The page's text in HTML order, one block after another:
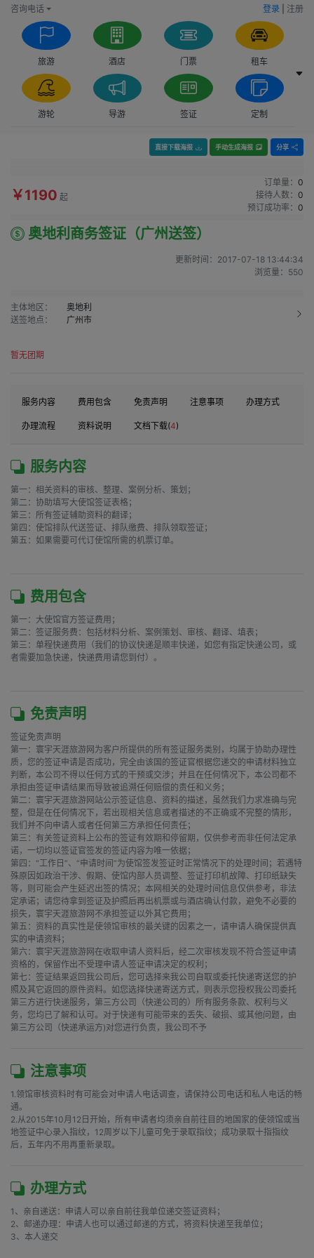
咨询电话 登录 注册
旅游 酒店 门票 租车
游轮 导游 签证 定制
直接下载海报 手动生成海报 分享
￥1190 起
订单量： 0
接待人数： 0
预订成功率： 0
奥地利商务签证（广州送签）
更新时间： 2017-07-18 13:44:34
浏览量： 550
主体地区：
奥地利
送签地点：
广州市
暂无团期
服务内容 费用包含 免责声明 注意事项 办理方式
办理流程 资料说明 文档下载(4)
服务内容
第一：相关资料的审核、整理、案例分析、策划；
第二：协助填写大使馆签证表格；
第三：所有签证辅助资料的翻译；
第四：使馆排队代送签证、排队缴费、排队领取签证；
第五：如果需要可代订使馆所需的机票订单。
费用包含
第一：大使馆官方签证费用；
第二：签证服务费：包括材料分析、案例策划、审核、翻译、填表；
第三：单程快递费用（我们的协议快递是顺丰快递，如您有指定快递公司，或
者需要加急快递，快递费用请您到付）。
免责声明
签证免责声明
第一：寰宇天涯旅游网为客户所提供的所有签证服务类别，均属于协助办理性
质，您的签证申请是否成功，完全由该国的签证官根据您递交的申请材料独立
判断，本公司不得以任何方式的干预或交涉；并且在任何情况下，本公司都不
承担由签证申请结果而导致被追溯任何赔偿的责任和义务；
第二：寰宇天涯旅游网站公示签证信息、资料的描述，虽然我们力求准确与完
整，但是在任何情况下，若出现相关信息或者描述的不正确或不完整的情形，
我们并不向申请人或者任何第三方承担任何责任；
第三：有关签证资料上公布的签证有效期和停留期，仅供参考而非任何法定承
诺，一切均以签证官签发的签证内容为唯一依据；
第四：“工作日”、“申请时间”为使馆签发签证时正常情况下的处理时间；若遇特
殊原因如政治干涉、假期、使馆内部人员调整、签证打印机故障、打印纸缺失
等，则可能会产生延迟出签的情况；本网相关的处理时间信息仅供参考，非法
定承诺；请您待拿到签证及护照后再出机票或与酒店确认付款，避免不必要的
损失，寰宇天涯旅游网不承担签证以外其它费用；
第五：资料的真实性是使领馆审核的最关键的因素之一，请申请人确保提供真
实的申请资料；
第六：寰宇天涯旅游网在收取申请人资料后，经二次审核发现不符合签证申请
资格的，保留作出不受理申请人签证申请决定的权利；
第七：签证结果返回我公司后，您可选择来我公司自取或委托快递寄送您的护
照及其它返回的原件资料。如您选择快递寄送方式，则表示您授权我公司委托
第三方进行快递服务，第三方公司（快递公司的）所有服务条款、权利与义
务，您均已了解和认可。对于快递有可能带来的丢失、破损、或其他问题，由
第三方公司（快递承运方)对您进行负责，我公司不予
注意事项
1.领馆审核资料时有可能会对申请人电话调查，请保持公司电话和私人电话的畅
通。
2.从2015年10月12日开始，所有申请者均须亲自前往目的地国家的使领馆或当
地签证中心录入指纹，12周岁以下儿童可免于录取指纹；成功录取十指指纹
后，五年内不用再重新录取。
办理方式
1、亲自递送：申请人可以亲自前往我单位递交签证资料；
2、邮递办理：申请人也可以通过邮递的方式，将资料快递至我单位；
3、本人递交